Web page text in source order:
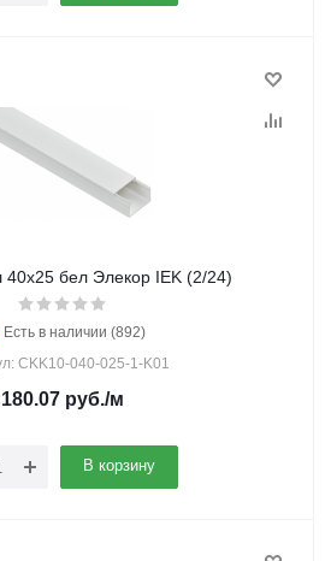
40х25 бел Элекор IEK (2/24)
Есть в наличии (892)
CKK10-040-025-1-K01
180.07 руб./м
В корзину